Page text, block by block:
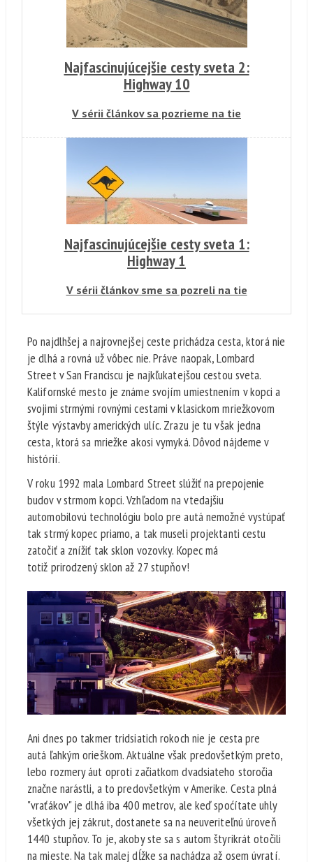
Najfascinujúcejšie cesty sveta 2:
Highway 10
V sérii článkov sa pozrieme na tie
kategórii a dokáže vám vyrazť dych. Durhou je
arabská Highway 10. Najdlhšia rovná cesta na
svete.
Najfascinujúcejšie cesty sveta 1:
Highway 1
V sérii článkov sme sa pozreli na tie
kategórii a dokáže vám vyraziť dych. Prvou je
Austrálska Highway 1. Najdlhšia nepretržitá
cesta na svete.
Po najdlhšej a najrovnejšej ceste prichádza cesta, ktorá nie
je dlhá a rovná už vôbec nie. Práve naopak, Lombard
Street v San Franciscu je najkľukatejšou cestou sveta.
Kalifornské mesto je známe svojím umiestnením v kopci a
svojimi strmými rovnými cestami v klasickom mriežkovom
štýle výstavby amerických ulíc. Zrazu je tu však jedna
cesta, ktorá sa mriežke akosi vymyká. Dôvod nájdeme v
histórií.
V roku 1992 mala Lombard Street slúžiť na prepojenie
budov v strmom kopci. Vzhľadom na vtedajšiu
automobilovú technológiu bolo pre autá nemožné vystúpať
tak strmý kopec priamo, a tak museli projektanti cestu
zatočiť a znížiť tak sklon vozovky. Kopec má
totiž prirodzený sklon až 27 stupňov!
Ani dnes po takmer tridsiatich rokoch nie je cesta pre
autá ľahkým orieškom. Aktuálne však predovšetkým preto,
lebo rozmery áut oproti začiatkom dvadsiateho storočia
značne narástli, a to predovšetkým v Amerike. Cesta plná
"vraťákov" je dlhá iba 400 metrov, ale keď spoćítate uhly
všetkých jej zákrut, dostanete sa na neuveriteľnú úroveň
1440 stupňov. To je, akoby ste sa s autom štyrikrát otočili
na mieste. Na tak malej dĺžke sa nachádza až osem úvratí.